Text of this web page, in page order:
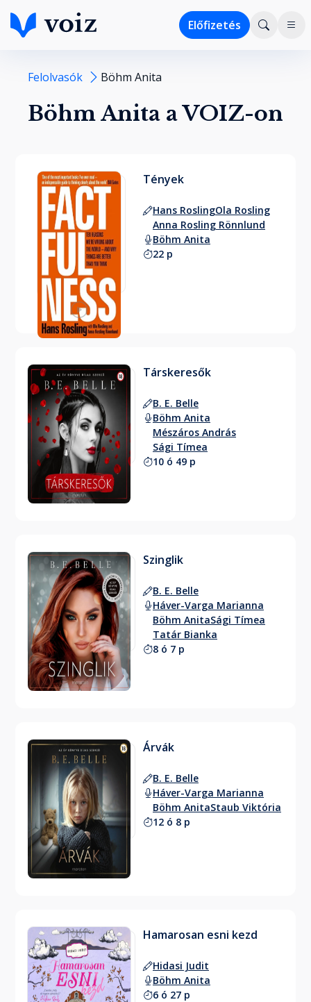
Előfizetés
Felolvasók Böhm Anita
Böhm Anita a VOIZ-on
Tények
Hans RoslingOla Rosling
Anna Rosling Rönnlund
Böhm Anita
22 p
Társkeresők
B. E. Belle
Böhm Anita
Mészáros András
Sági Tímea
10 ó 49 p
Szinglik
B. E. Belle
Háver-Varga Marianna
Böhm AnitaSági Tímea
Tatár Bianka
8 ó 7 p
Árvák
B. E. Belle
Háver-Varga Marianna
Böhm AnitaStaub Viktória
12 ó 8 p
Hamarosan esni kezd
Hidasi Judit
Böhm Anita
6 ó 27 p